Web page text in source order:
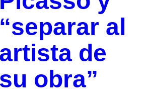
“separar al
artista de
su obra”